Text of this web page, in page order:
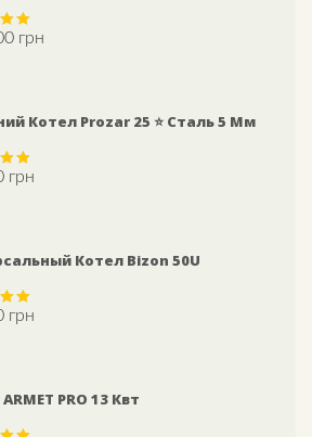
грн
Котел Prozar 25 ⭐ Сталь 5 Мм
грн
Котел Bizon 50U
грн
PRO 13 Квт